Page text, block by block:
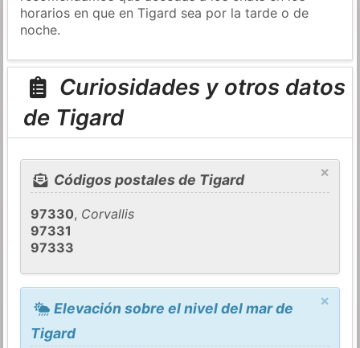
horarios en que en Tigard sea por la tarde o de
noche.
Curiosidades y otros datos
de Tigard
×
Códigos postales de Tigard
97330, Corvallis
97331
97333
×
Elevación sobre el nivel del mar de
Tigard